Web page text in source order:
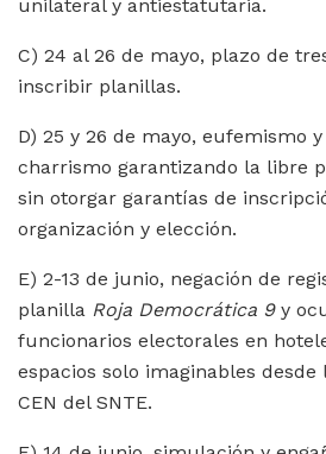
unilateral y antiestatutaria.
C) 24 al 26 de mayo, plazo de
inscribir planillas.
D) 25 y 26 de mayo, eufemismo
charrismo garantizando la libre
sin otorgar garantías de
organización y elección.
E) 2-13 de junio, negación de
planilla Roja Democrática 9y
funcionarios electorales en
espacios solo imaginables
CEN del SNTE.